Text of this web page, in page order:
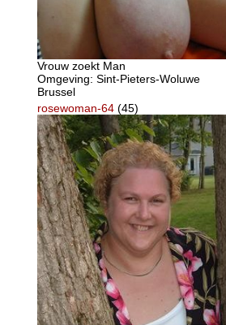
Vrouw zoekt Man
Omgeving: Sint-Pieters-Woluwe
Brussel
rosewoman-64 (45)